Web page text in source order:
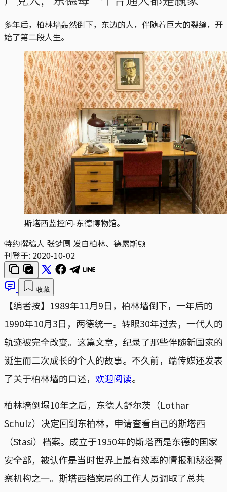
多年后，柏林墙轰然倒下，东边的人，伴随着巨大的裂缝，开
始了第二段人生。
斯塔西监控间-东德博物馆。
特约撰稿人 张梦圆 发自柏林、德累斯顿
刊登于: 2020-10-02
收藏
【编者按】1989年11月9日，柏林墙倒下，一年后的
1990年10月3日，两德统一。转眼30年过去，一代人的
轨迹被完全改变。这篇文章，纪录了那些伴随新国家的
诞生而二次成长的个人的故事。不久前，端传媒还发表
了关于柏林墙的口述， 欢迎阅读。
柏林墙倒塌10年之后，东德人舒尔茨（Lothar
Schulz）决定回到东柏林，申请查看自己的斯塔西
（Stasi）档案。成立于1950年的斯塔西是东德的国家
安全部，被认作是当时世界上最有效率的情报和秘密警
察机构之一。斯塔西档案局的工作人员调取了总共